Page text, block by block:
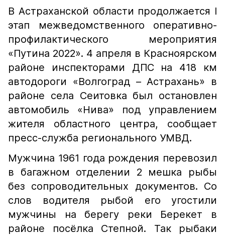
В Астраханской области продолжается I
этап межведомственного оперативно-
профилактического мероприятия
«Путина 2022». 4 апреля в Красноярском
районе инспекторами ДПС на 418 км
автодороги «Волгоград – Астрахань» в
районе села Сеитовка был остановлен
автомобиль «Нива» под управлением
жителя областного центра, сообщает
пресс-служба регионального УМВД.
Мужчина 1961 года рождения перевозил
в багажном отделении 2 мешка рыбы
без сопроводительных документов. Со
слов водителя рыбой его угостили
мужчины на берегу реки Берекет в
районе посёлка Степной. Так рыбаки